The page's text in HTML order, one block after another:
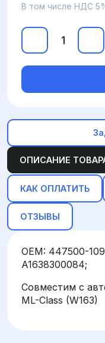
ОПИСАНИЕ
КАК ОПЛАТИТЬ
ОТЗЫВЫ
OEM: 447500-
A1638300084;
Совместим с
ML-Class (W163)
В том числе НДС